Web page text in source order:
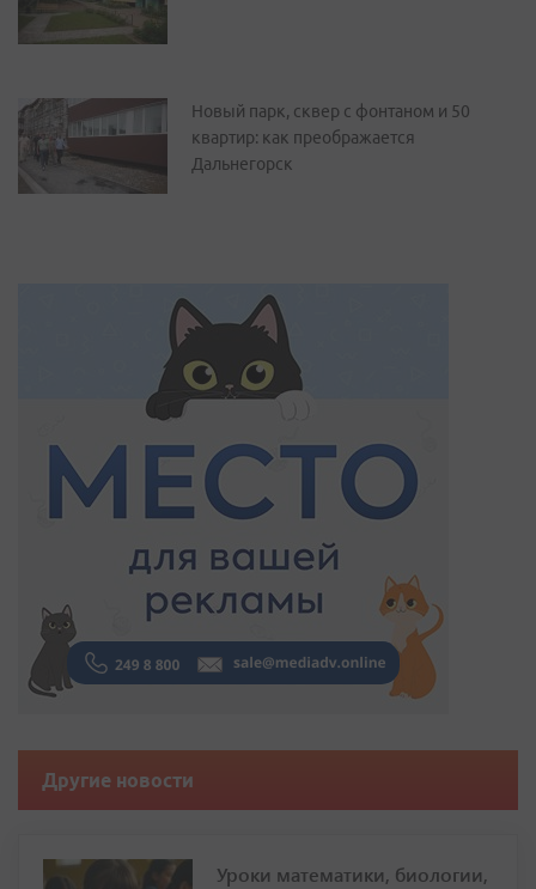
Новый парк, сквер с фонтаном и 50
квартир: как преображается
Дальнегорск
Другие новости
Уроки математики, биологии,